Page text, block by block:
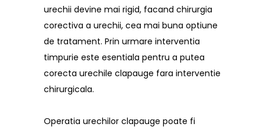
urechii devine mai rigid, facand chirurgia
corectiva a urechii, cea mai buna optiune
de tratament. Prin urmare interventia
timpurie este esentiala pentru a putea
corecta urechile clapauge fara interventie
chirurgicala.
Operatia urechilor clapauge poate fi